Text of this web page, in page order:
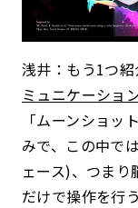
浅井：もう1つ
ミュニケーショ
「ムーンショッ
みで、この中で
ェース)、つま
だけで操作を行